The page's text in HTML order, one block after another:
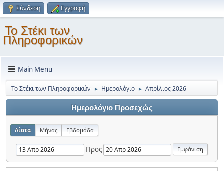
Σύνδεση Εγγραφή
Το Στέκι των
Πληροφορικών
Main Menu
Το Στέκι των Πληροφορικών ► Ημερολόγιο ► Απρίλιος 2026
Ημερολόγιο Προσεχώς
Λίστα Μήνας Εβδομάδα
Προς